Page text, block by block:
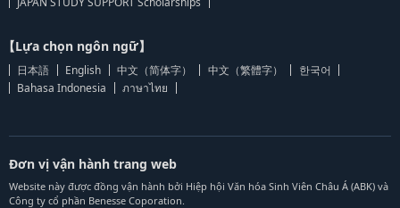
【Lựa chọn ngôn ngữ】
日本語 English 中文（简体字） 中文（繁體字）
한국어
Bahasa Indonesia
ภาษาไทย
Đơn vị vận hành trang web
Website này được đồng vận hành bởi Hiệp hội Văn hóa Sinh Viên Châu Á (ABK) và
Công ty cổ phần Benesse Coporation.